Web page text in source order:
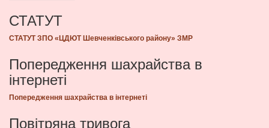
СТАТУТ
СТАТУТ ЗПО «ЦДЮТ Шевченківського району» ЗМР
Попередження шахрайства в
інтернеті
Попередження шахрайства в інтернеті
Повітряна тривога